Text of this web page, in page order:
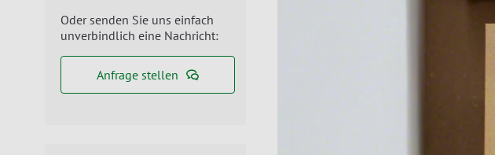
Oder senden Sie uns einfach
unverbindlich eine Nachricht:
Anfrage stellen